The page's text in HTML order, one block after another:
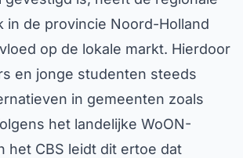
in de provincie Noord-Holland
op de lokale markt. Hierdoor
en jonge studenten steeds
in gemeenten zoals
het landelijke WoON-
het CBS leidt dit ertoe dat